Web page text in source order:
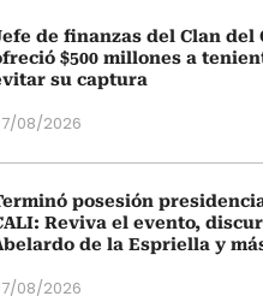
de finanzas del Clan del
$500 millones a
su captura
08/2026
posesión
Reviva el evento,
de la Espriella y
08/2026